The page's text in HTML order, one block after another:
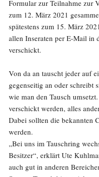
Formular zur Teilnahme zur
zum 12. März 2021
spätestens zum 15. März
allen Inseraten per E-Mail in
verschickt.
Von da an tauscht jeder auf
gegenseitig an oder schreibt
wie man den Tausch
verschickt werden, alles
Dabei sollten die bekannten
werden.
„Bei uns im Tauschring
Besitzer“, erklärt Ute
auch gut in anderen